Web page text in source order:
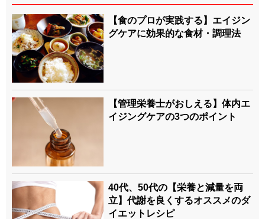
【食のプロが実践する】エイジン
グケアに効果的な食材・調理法
【管理栄養士がおしえる】体内エ
イジングケアの3つのポイント
40代、50代の【栄養と減量を両
立】代謝を良くするオススメのダ
イエットレシピ